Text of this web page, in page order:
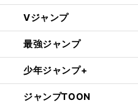
Vジャンプ
最強ジャンプ
少年ジャンプ+
ジャンプTOON